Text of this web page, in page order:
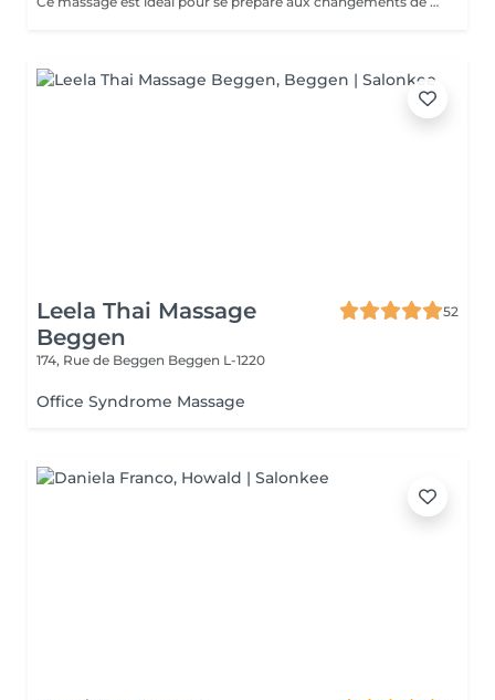
Leela Thai Massage
Beggen
52
174, Rue de Beggen Beggen L-1220
Office Syndrome Massage